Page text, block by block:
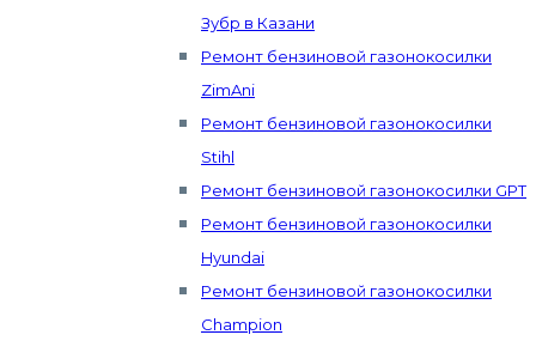
Зубр в Казани
Ремонт бензиновой газонокосилки
ZimAni
Ремонт бензиновой газонокосилки
Stihl
Ремонт бензиновой газонокосилки GPT
Ремонт бензиновой газонокосилки
Hyundai
Ремонт бензиновой газонокосилки
Champion